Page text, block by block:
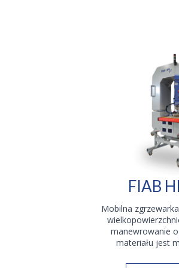
FIAB
Mobilna
manewrowanie
materiału jest